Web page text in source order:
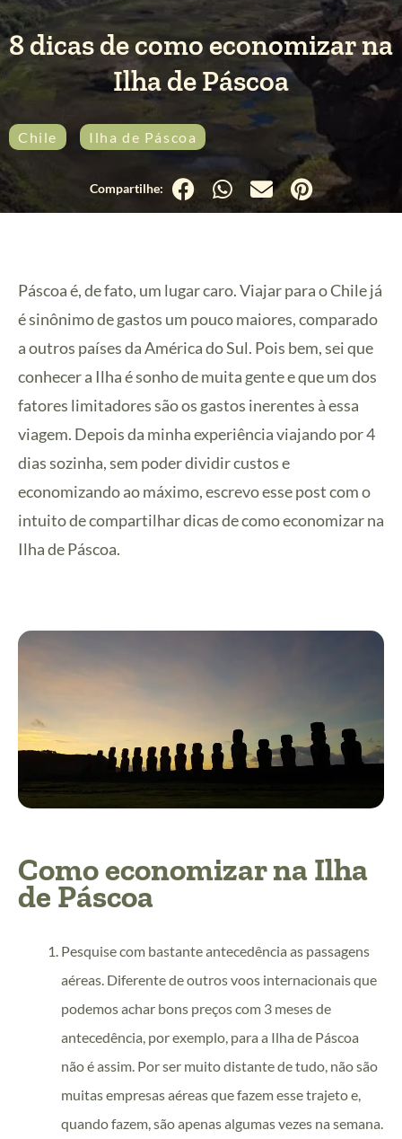
8 dicas de como economizar na
Ilha de Páscoa
Chile Ilha de Páscoa
Páscoa é, de fato, um lugar caro. Viajar para o Chile já
é sinônimo de gastos um pouco maiores, comparado
a outros países da América do Sul. Pois bem, sei que
conhecer a Ilha é sonho de muita gente e que um dos
fatores limitadores são os gastos inerentes à essa
viagem. Depois da minha experiência viajando por 4
dias sozinha, sem poder dividir custos e
economizando ao máximo, escrevo esse post com o
intuito de compartilhar dicas de como economizar na
Ilha de Páscoa.
Como economizar na Ilha
de Páscoa
Pesquise com bastante antecedência as passagens
aéreas. Diferente de outros voos internacionais que
podemos achar bons preços com 3 meses de
antecedência, por exemplo, para a Ilha de Páscoa
não é assim. Por ser muito distante de tudo, não são
muitas empresas aéreas que fazem esse trajeto e,
quando fazem, são apenas algumas vezes na semana.